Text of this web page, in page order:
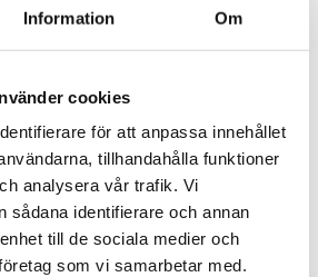
Information Om
cookies
för att anpassa innehållet
tillhandahålla funktioner
analysera vår trafik. Vi
sådana identifierare och annan
till de sociala medier och
som vi samarbetar med.